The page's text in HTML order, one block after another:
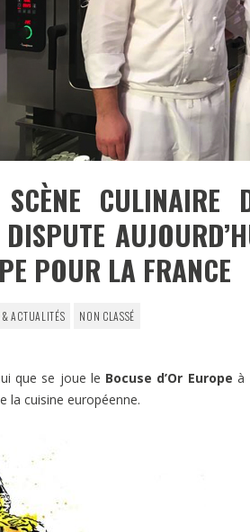
CULINAIRE
POUR LA FRANCE
& ACTUALITÉS NON CLASSÉ
que se joue le Bocuse d’Or Europe à
la cuisine européenne.